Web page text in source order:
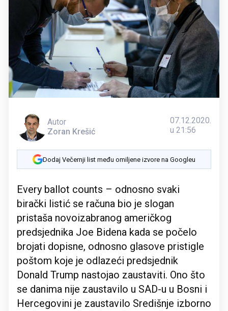
Autor
Zoran Krešić
07.12.2020.
u 21:56
Dodaj Večernji list među omiljene izvore na Googleu
Every ballot counts – odnosno svaki
birački listić se računa bio je slogan
pristaša novoizabranog američkog
predsjednika Joe Bidena kada se počelo
brojati dopisne, odnosno glasove pristigle
poštom koje je odlazeći predsjednik
Donald Trump nastojao zaustaviti. Ono što
se danima nije zaustavilo u SAD-u u Bosni i
Hercegovini je zaustavilo Središnje izborno